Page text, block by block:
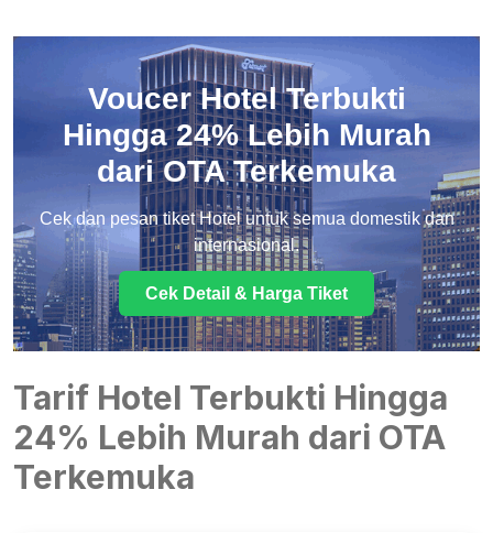
Voucer Hotel Terbukti
Hingga 24% Lebih Murah
dari OTA Terkemuka
Cek dan pesan tiket Hotel untuk semua domestik dan
internasional.
Cek Detail & Harga Tiket
Tarif Hotel Terbukti Hingga
24% Lebih Murah dari OTA
Terkemuka